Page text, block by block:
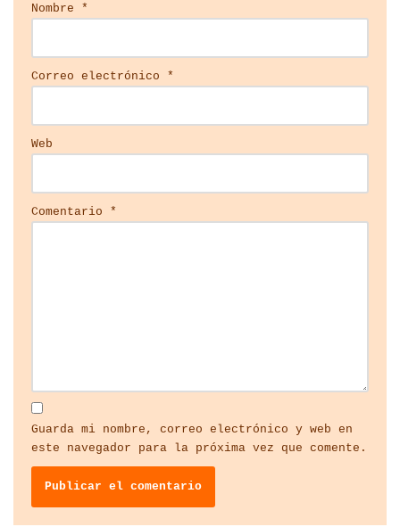
Nombre *
Correo electrónico *
Web
Comentario *
Guarda mi nombre, correo electrónico y web en
este navegador para la próxima vez que comente.